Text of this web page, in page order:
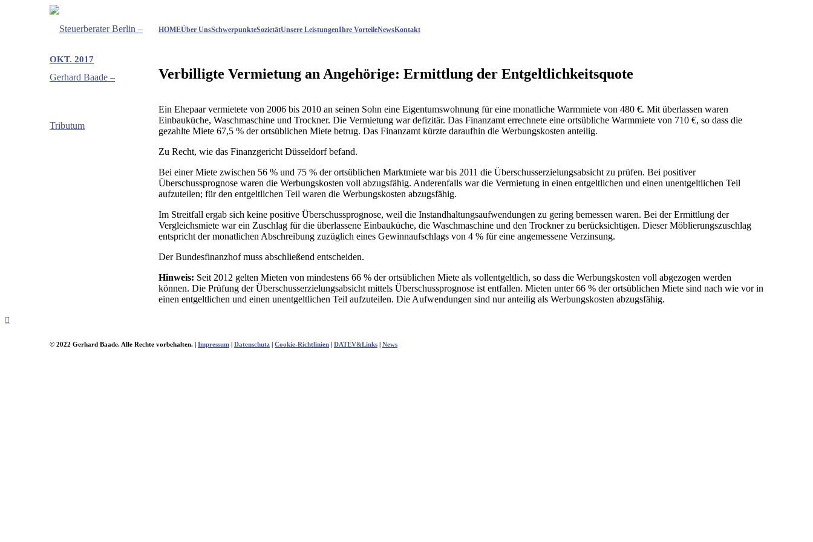
HOMEÜber UnsSchwerpunkteSozietätUnsere LeistungenIhre VorteileNewsKontakt
OKT. 2017
Verbilligte Vermietung an Angehörige: Ermittlung der Entgeltlichkeitsquote
Ein Ehepaar vermietete von 2006 bis 2010 an seinen Sohn eine Eigentumswohnung für eine monatliche Warmmiete von 480 €. Mit überlassen waren
Einbauküche, Waschmaschine und Trockner. Die Vermietung war defizitär. Das Finanzamt errechnete eine ortsübliche Warmmiete von 710 €, so dass die
gezahlte Miete 67,5 % der ortsüblichen Miete betrug. Das Finanzamt kürzte daraufhin die Werbungskosten anteilig.
Zu Recht, wie das Finanzgericht Düsseldorf befand.
Bei einer Miete zwischen 56 % und 75 % der ortsüblichen Marktmiete war bis 2011 die Überschusserzielungsabsicht zu prüfen. Bei positiver
Überschussprognose waren die Werbungskosten voll abzugsfähig. Anderenfalls war die Vermietung in einen entgeltlichen und einen unentgeltlichen Teil
aufzuteilen; für den entgeltlichen Teil waren die Werbungskosten abzugsfähig.
Im Streitfall ergab sich keine positive Überschussprognose, weil die Instandhaltungsaufwendungen zu gering bemessen waren. Bei der Ermittlung der
Vergleichsmiete war ein Zuschlag für die überlassene Einbauküche, die Waschmaschine und den Trockner zu berücksichtigen. Dieser Möblierungszuschlag
entspricht der monatlichen Abschreibung zuzüglich eines Gewinnaufschlags von 4 % für eine angemessene Verzinsung.
Der Bundesfinanzhof muss abschließend entscheiden.
Hinweis: Seit 2012 gelten Mieten von mindestens 66 % der ortsüblichen Miete als vollentgeltlich, so dass die Werbungskosten voll abgezogen werden
können. Die Prüfung der Überschusserzielungsabsicht mittels Überschussprognose ist entfallen. Mieten unter 66 % der ortsüblichen Miete sind nach wie vor in
einen entgeltlichen und einen unentgeltlichen Teil aufzuteilen. Die Aufwendungen sind nur anteilig als Werbungskosten abzugsfähig.
© 2022 Gerhard Baade. Alle Rechte vorbehalten. | Impressum | Datenschutz | Cookie-Richtlinien | DATEV&Links | News